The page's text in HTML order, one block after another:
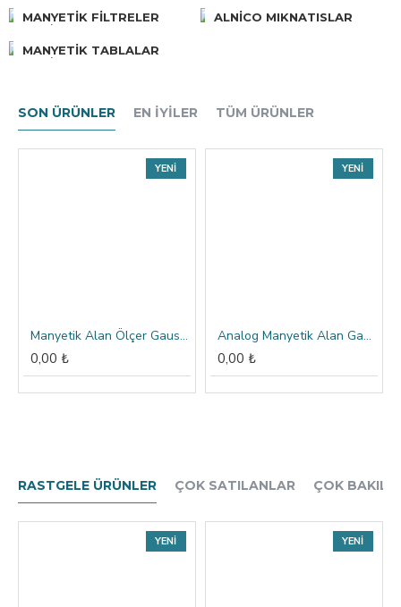
MANYETIK FILTRELER
MANYETIK TABLALAR
ALNICO MIKNATISLAR
SON ÜRÜNLER EN İYILER TÜM ÜRÜNLER
YENI
Manyetik Alan Ölçer Gaussmetre Cihazı MG-605
0,00 ₺
YENI
Analog Manyetik Alan Gaussmetre Cihazı - Cep Tipi
0,00 ₺
RASTGELE ÜRÜNLER ÇOK SATILANLAR ÇOK
YENI YENI